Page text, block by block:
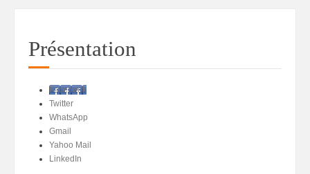
Présentation
Facebook
Twitter
WhatsApp
Gmail
Yahoo Mail
LinkedIn